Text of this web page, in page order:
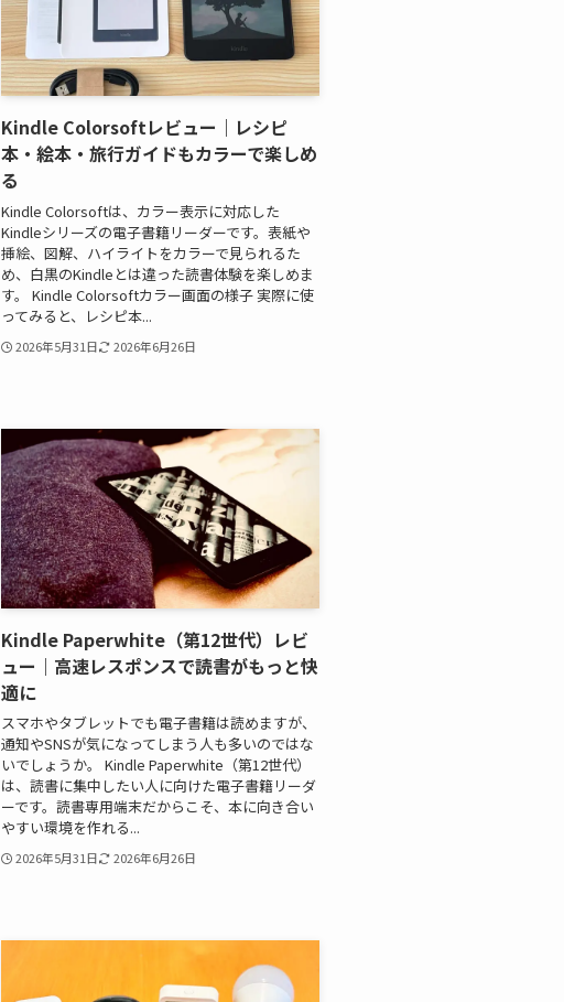
Kindle Colorsoftレビュー｜レシピ
本・絵本・旅行ガイドもカラーで楽しめ
る
Kindle Colorsoftは、カラー表示に対応した
Kindleシリーズの電子書籍リーダーです。表紙や
挿絵、図解、ハイライトをカラーで見られるた
め、白黒のKindleとは違った読書体験を楽しめま
す。 Kindle Colorsoftカラー画面の様子 実際に使
ってみると、レシピ本...
2026年5月31日 2026年6月26日
Kindle Paperwhite（第12世代）レビ
ュー｜高速レスポンスで読書がもっと快
適に
スマホやタブレットでも電子書籍は読めますが、
通知やSNSが気になってしまう人も多いのではな
いでしょうか。 Kindle Paperwhite（第12世代）
は、読書に集中したい人に向けた電子書籍リーダ
ーです。読書専用端末だからこそ、本に向き合い
やすい環境を作れる...
2026年5月31日 2026年6月26日